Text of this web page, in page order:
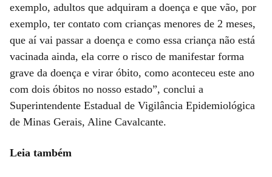
exemplo, adultos que adquiram a doença e que vão, por
exemplo, ter contato com crianças menores de 2 meses,
que aí vai passar a doença e como essa criança não está
vacinada ainda, ela corre o risco de manifestar forma
grave da doença e virar óbito, como aconteceu este ano
com dois óbitos no nosso estado”, conclui a
Superintendente Estadual de Vigilância Epidemiológica
de Minas Gerais, Aline Cavalcante.
Leia também